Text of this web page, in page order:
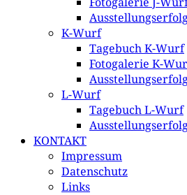
K-Wurf
Tagebuch K-Wurf
Fotogalerie K-
L-Wurf
Tagebuch L-Wurf
KONTAKT
Impressum
Datenschutz
Links